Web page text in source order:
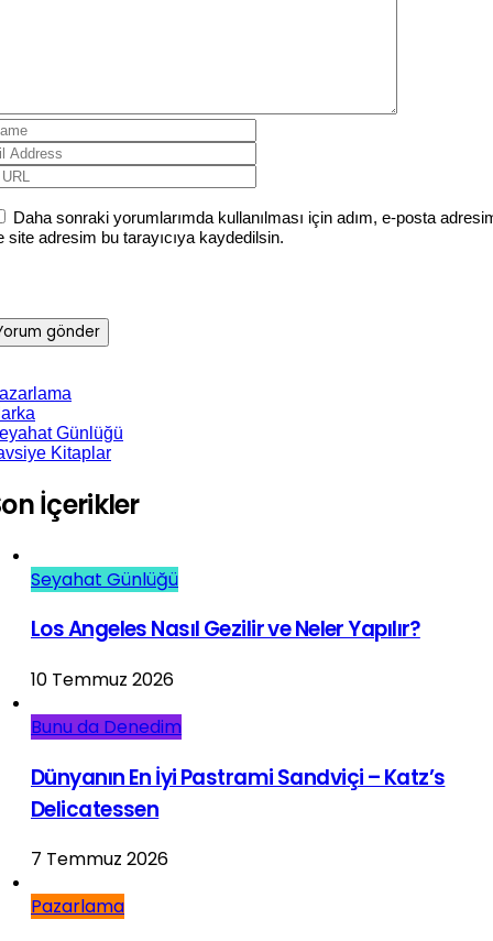
Daha sonraki yorumlarımda kullanılması için adım, e-posta
site adresim bu tarayıcıya kaydedilsin.
Günlüğü
Kitaplar
İçerikler
Seyahat Günlüğü
Los Angeles Nasıl Gezilir ve Neler Yapılır?
10 Temmuz 2026
Bunu da Denedim
Dünyanın En İyi Pastrami Sandviçi – Katz’s
Delicatessen
7 Temmuz 2026
Pazarlama